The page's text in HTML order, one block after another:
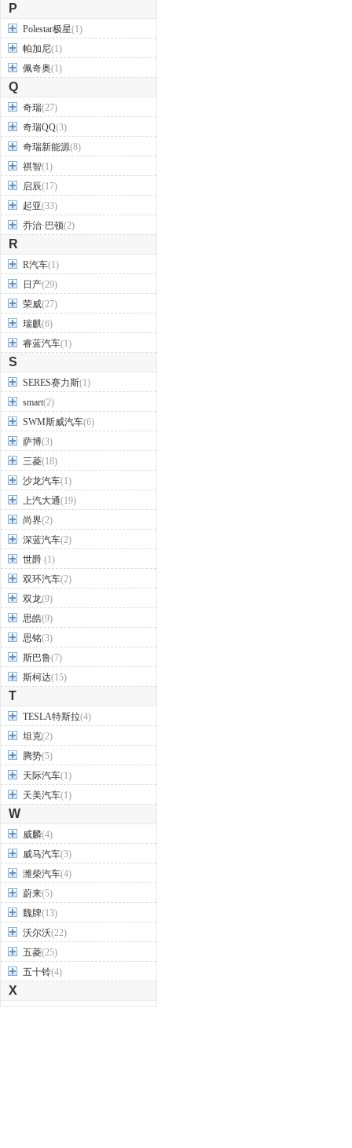
P
Polestar极星(1)
帕加尼(1)
佩奇奥(1)
Q
奇瑞(27)
奇瑞QQ(3)
奇瑞新能源(8)
祺智(1)
启辰(17)
起亚(33)
乔治·巴顿(2)
R
R汽车(1)
日产(29)
荣威(27)
瑞麒(6)
睿蓝汽车(1)
S
SERES赛力斯(1)
smart(2)
SWM斯威汽车(6)
萨博(3)
三菱(18)
沙龙汽车(1)
上汽大通(19)
尚界(2)
深蓝汽车(2)
世爵 (1)
双环汽车(2)
双龙(9)
思皓(9)
思铭(3)
斯巴鲁(7)
斯柯达(15)
T
TESLA特斯拉(4)
坦克(2)
腾势(5)
天际汽车(1)
天美汽车(1)
W
威麟(4)
威马汽车(3)
潍柴汽车(4)
蔚来(5)
魏牌(13)
沃尔沃(22)
五菱(25)
五十铃(4)
X